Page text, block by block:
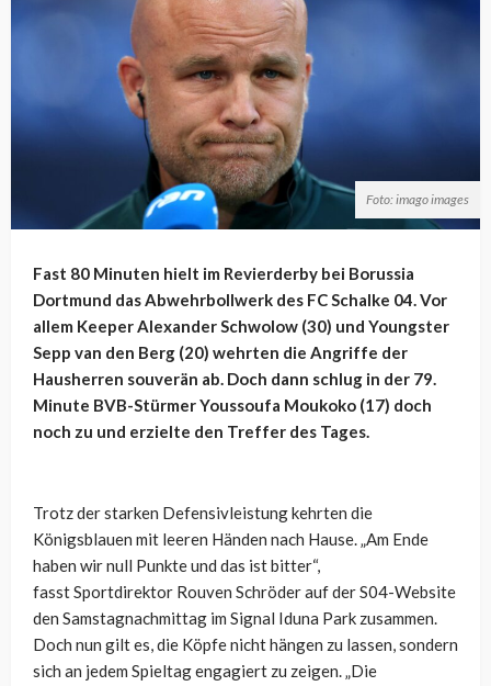
Foto: imago images
Fast 80 Minuten hielt im Revierderby bei Borussia
Dortmund das Abwehrbollwerk des FC Schalke 04. Vor
allem Keeper Alexander Schwolow (30) und Youngster
Sepp van den Berg (20) wehrten die Angriffe der
Hausherren souverän ab. Doch dann schlug in der 79.
Minute BVB-Stürmer Youssoufa Moukoko (17) doch
noch zu und erzielte den Treffer des Tages.
Trotz der starken Defensivleistung kehrten die
Königsblauen mit leeren Händen nach Hause. „Am Ende
haben wir null Punkte und das ist bitter“,
fasst Sportdirektor Rouven Schröder auf der S04-Website
den Samstagnachmittag im Signal Iduna Park zusammen.
Doch nun gilt es, die Köpfe nicht hängen zu lassen, sondern
sich an jedem Spieltag engagiert zu zeigen. „Die